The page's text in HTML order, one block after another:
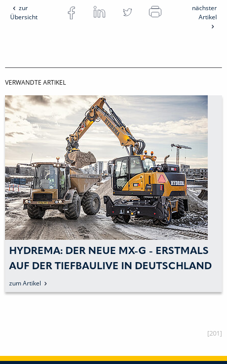
zur
Übersicht
nächster
Artikel
VERWANDTE ARTIKEL
MICHAEL LEITNER GMBH IST STOLZER
BESITZER EINES HYDREMA CITY-
BAGGERS
zum Artikel
[201]